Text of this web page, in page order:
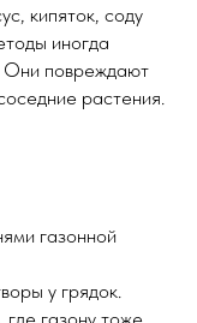
кипяток, соду
иногда
Они повреждают
растения.
газонной
у грядок.
газону тоже